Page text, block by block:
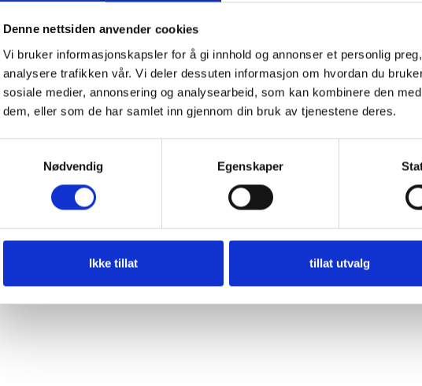
Denne nettsiden anvender cookies
Vi bruker informasjonskapsler for å gi innhold og annonser et personlig
analysere trafikken vår. Vi deler dessuten informasjon om hvordan du
sosiale medier, annonsering og analysearbeid, som kan kombinere den
dem, eller som de har samlet inn gjennom din bruk av tjenestene deres.
Nødvendig
Egenskaper
Ikke tillat tillat utvalg
etterleves.
Godt personvern – en forutsetning for gode
Presentasjon av en forvaltningsrevisjon
v/Kirsti Torbjørnson Vestfold og Telemark
v/Martin Jaatun SINTEF
kr. 8 300 for medlemmer kr. 8 700 for